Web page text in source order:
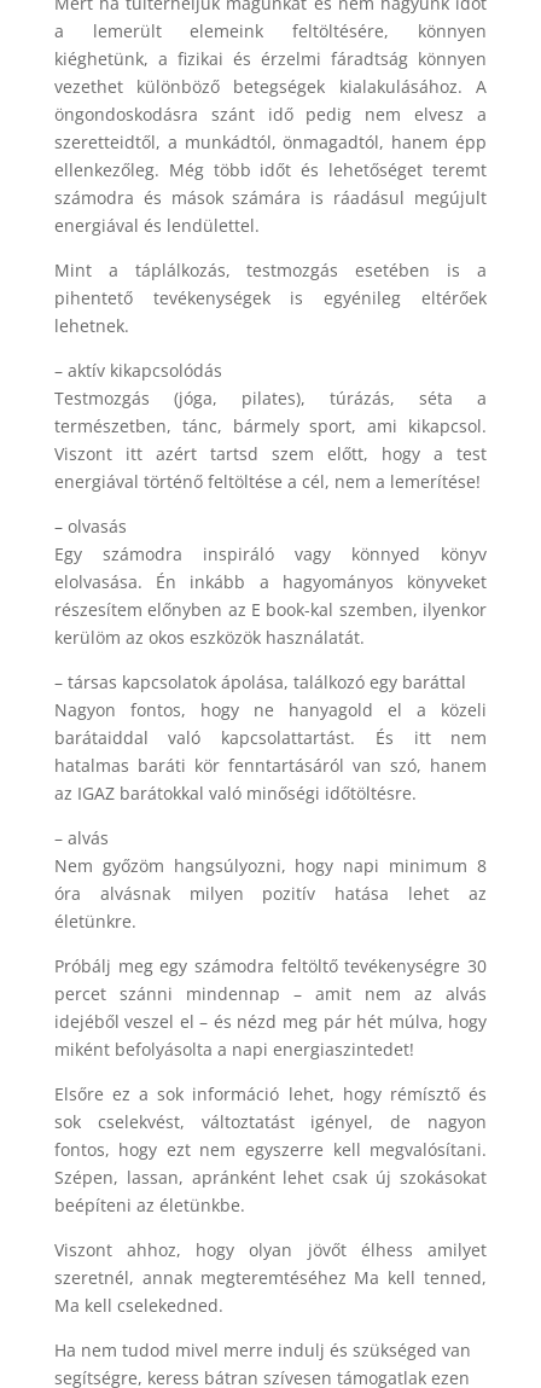
a lemerült elemeink feltöltésére, könnyen
kiéghetünk, a fizikai és érzelmi fáradtság könnyen
vezethet különböző betegségek kialakulásához. A
öngondoskodásra szánt idő pedig nem elvesz a
szeretteidtől, a munkádtól, önmagadtól, hanem épp
ellenkezőleg. Még több időt és lehetőséget teremt
számodra és mások számára is ráadásul megújult
energiával és lendülettel.
Mint a táplálkozás, testmozgás esetében is a
pihentető tevékenységek is egyénileg eltérőek
lehetnek.
– aktív kikapcsolódás
Testmozgás (jóga, pilates), túrázás, séta a
természetben, tánc, bármely sport, ami kikapcsol.
Viszont itt azért tartsd szem előtt, hogy a test
energiával történő feltöltése a cél, nem a lemerítése!
– olvasás
Egy számodra inspiráló vagy könnyed könyv
elolvasása. Én inkább a hagyományos könyveket
részesítem előnyben az E book-kal szemben, ilyenkor
kerülöm az okos eszközök használatát.
– társas kapcsolatok ápolása, találkozó egy baráttal
Nagyon fontos, hogy ne hanyagold el a közeli
barátaiddal való kapcsolattartást. És itt nem
hatalmas baráti kör fenntartásáról van szó, hanem
az IGAZ barátokkal való minőségi időtöltésre.
– alvás
Nem győzöm hangsúlyozni, hogy napi minimum 8
óra alvásnak milyen pozitív hatása lehet az
életünkre.
Próbálj meg egy számodra feltöltő tevékenységre 30
percet szánni mindennap – amit nem az alvás
idejéből veszel el – és nézd meg pár hét múlva, hogy
miként befolyásolta a napi energiaszintedet!
Elsőre ez a sok információ lehet, hogy rémísztő és
sok cselekvést, változtatást igényel, de nagyon
fontos, hogy ezt nem egyszerre kell megvalósítani.
Szépen, lassan, apránként lehet csak új szokásokat
beépíteni az életünkbe.
Viszont ahhoz, hogy olyan jövőt élhess amilyet
szeretnél, annak megteremtéséhez Ma kell tenned,
Ma kell cselekedned.
Ha nem tudod mivel merre indulj és szükséged van
segítségre, keress bátran szívesen támogatlak ezen